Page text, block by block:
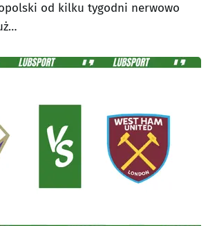
od kilku tygodni nerwowo